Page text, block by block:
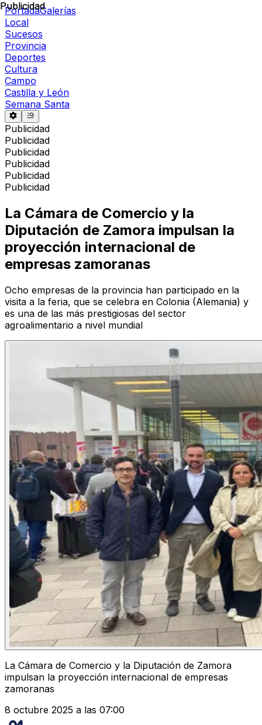
PortadaGalerías
Local
Sucesos
Provincia
Deportes
Cultura
Campo
Castilla y León
Semana Santa
Publicidad
Publicidad
Publicidad
Publicidad
Publicidad
Publicidad
Publicidad
La Cámara de Comercio y la
Diputación de Zamora impulsan la
proyección internacional de
empresas zamoranas
Ocho empresas de la provincia han participado en la
visita a la feria, que se celebra en Colonia (Alemania) y
es una de las más prestigiosas del sector
agroalimentario a nivel mundial
La Cámara de Comercio y la Diputación de Zamora
impulsan la proyección internacional de empresas
zamoranas
8 octubre 2025 a las 07:00
Publicidad